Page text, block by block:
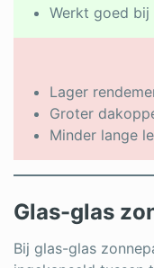
Werkt goed
Lager
Groter
Minder lange
Glas-glas
Bij glas-glas